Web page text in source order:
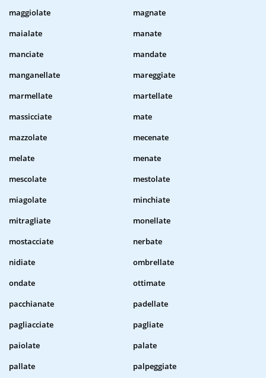
maggiolate
magnate
maialate
manate
manciate
mandate
manganellate
mareggiate
marmellate
martellate
massicciate
mate
mazzolate
mecenate
melate
menate
mescolate
mestolate
miagolate
minchiate
mitragliate
monellate
mostacciate
nerbate
nidiate
ombrellate
ondate
ottimate
pacchianate
padellate
pagliacciate
pagliate
paiolate
palate
pallate
palpeggiate